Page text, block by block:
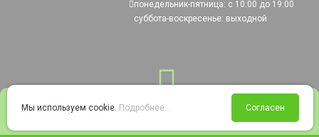
Войти Избранное Корзина
понедельник-пятница: с 10:00 до 19:00
суббота-воскресенье: выходной
Мы используем cookie. Подробнее... Согласен